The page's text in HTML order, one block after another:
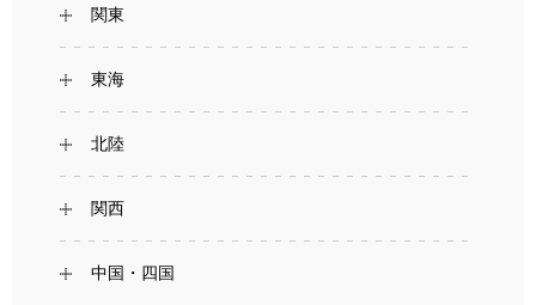
関東
東海
北陸
関西
中国・四国